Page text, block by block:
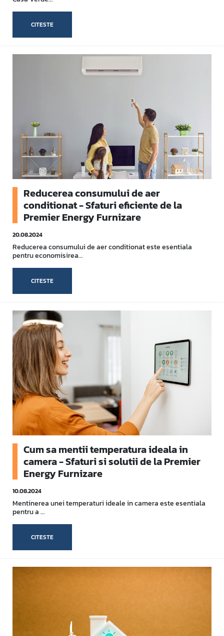
CITESTE
Reducerea consumului de aer
conditionat - Sfaturi eficiente de la
Premier Energy Furnizare
20.08.2024
Reducerea consumului de aer conditionat este esentiala
pentru economisirea...
CITESTE
Cum sa mentii temperatura ideala in
camera - Sfaturi si solutii de la Premier
Energy Furnizare
10.08.2024
Mentinerea unei temperaturi ideale in camera este esentiala
pentru a ...
CITESTE